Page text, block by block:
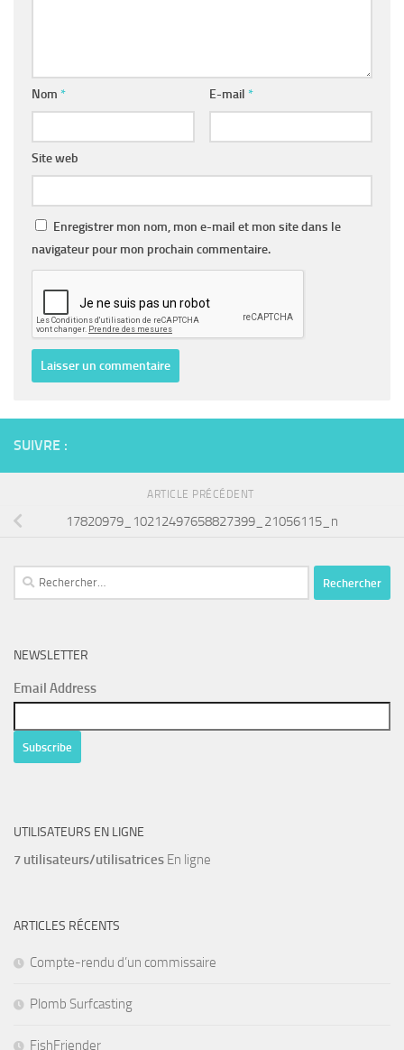
Nom * E-mail *
Site web
Enregistrer mon nom, mon e-mail et mon site dans le
navigateur pour mon prochain commentaire.
SUIVRE :
ARTICLE PRÉCÉDENT
17820979_10212497658827399_21056115_n
Rechercher :
NEWSLETTER
Email Address
UTILISATEURS EN LIGNE
7 utilisateurs/utilisatrices En ligne
ARTICLES RÉCENTS
Compte-rendu d’un commissaire
Plomb Surfcasting
FishFriender